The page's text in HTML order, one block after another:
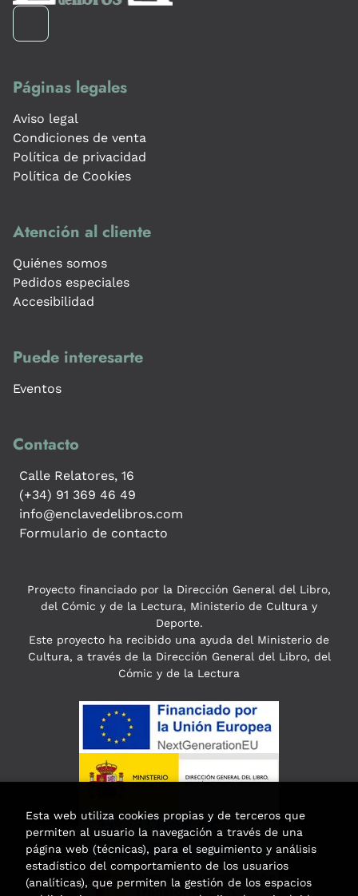
Páginas legales
Aviso legal
Condiciones de venta
Política de privacidad
Política de Cookies
Atención al cliente
Quiénes somos
Pedidos especiales
Accesibilidad
Puede interesarte
Eventos
Contacto
Calle Relatores, 16
(+34) 91 369 46 49
info@enclavedelibros.com
Formulario de contacto
Proyecto financiado por la Dirección General del Libro,
del Cómic y de la Lectura, Ministerio de Cultura y
Deporte.
Este proyecto ha recibido una ayuda del Ministerio de
Cultura, a través de la Dirección General del Libro, del
Cómic y de la Lectura
Esta web utiliza cookies propias y de terceros que
permiten al usuario la navegación a través de una
página web (técnicas), para el seguimiento y análisis
estadístico del comportamiento de los usuarios
(analíticas), que permiten la gestión de los espacios